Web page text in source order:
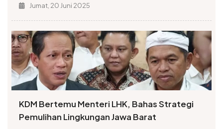
Jumat, 20 Juni 2025
KDM Bertemu Menteri LHK, Bahas Strategi
Pemulihan Lingkungan Jawa Barat